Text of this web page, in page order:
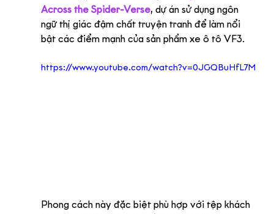
Across the Spider-Verse, dự án sử dụng ngôn
ngữ thị giác đậm chất truyện tranh để làm nổi
bật các điểm mạnh của sản phẩm xe ô tô VF3.
https://www.youtube.com/watch?v=0JGQBuHfL7M
Phong cách này đặc biệt phù hợp với tệp khách